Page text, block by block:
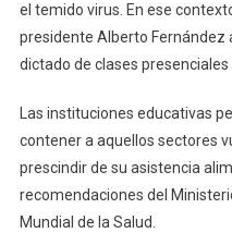
el temido virus. En ese
presidente Alberto Fernández
dictado de clases presenciales
Las instituciones educativas
contener a aquellos sectores
prescindir de su asistencia
recomendaciones del
Mundial de la Salud.